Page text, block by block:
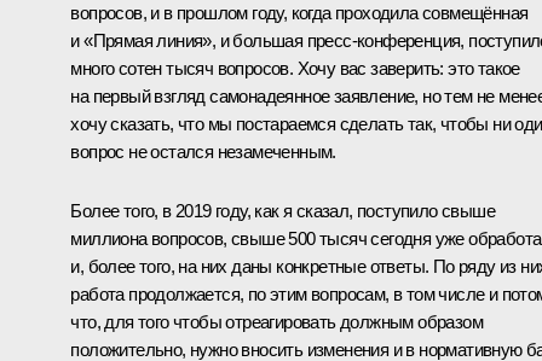
вопросов, и в прошлом году, когда проходила совмещённая
и «Прямая линия», и большая пресс-конференция,
много сотен тысяч вопросов. Хочу вас заверить: это такое
на первый взгляд самонадеянное заявление, но тем не
хочу сказать, что мы постараемся сделать так, чтобы ни
вопрос не остался незамеченным.
Более того, в 2019 году, как я сказал, поступило свыше
миллиона вопросов, свыше 500 тысяч сегодня уже
и, более того, на них даны конкретные ответы. По ряду из
работа продолжается, по этим вопросам, в том числе и
что, для того чтобы отреагировать должным образом
положительно, нужно вносить изменения и в нормативную